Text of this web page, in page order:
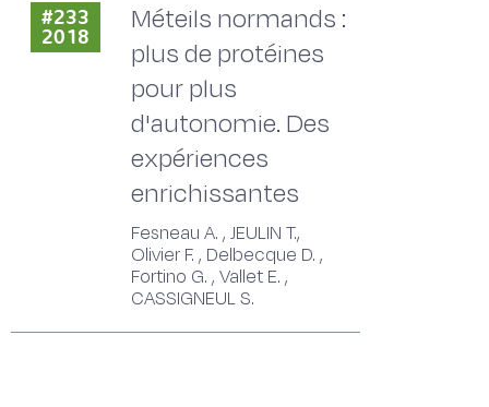
#233
2018
Méteils normands :
plus de protéines
pour plus
d'autonomie. Des
expériences
enrichissantes
Fesneau A. , JEULIN T.,
Olivier F. , Delbecque D. ,
Fortino G. , Vallet E. ,
CASSIGNEUL S.